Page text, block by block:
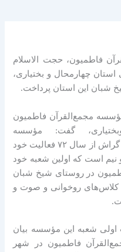
فاطمیون، حجت الاسلام
استان چهارمحال و بختیاری،
شبان این استان پرداخت.
مجمع‌القرآن فاطمیون
گفت: مؤسسه
«مجمع‌القرآن فاطمیون» شهرستان گراش از سال ۷۲ فعالیت خود
است که اولین شعبه خود
در روستای شیخ شبان
کلاس‌های روخوانی و صوت و
اولی شعبه این مؤسسه بیان
فاطمیون در شهر